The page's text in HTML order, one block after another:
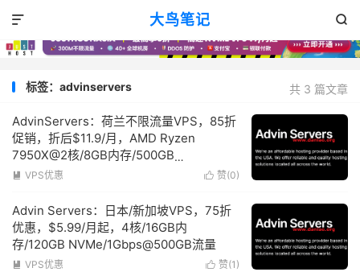
大鸟笔记 

共 3 篇文章
标签：advinservers
AdvinServers：荷兰不限流量VPS，85折
促销，折后$11.9/月，AMD Ryzen
7950X@2核/8GB内存/500GB
NVMe/10Gbps端口
 赞(0)
 VPS优惠
Advin Servers：日本/新加坡VPS，75折
优惠，$5.99/月起，4核/16GB内
存/120GB NVMe/1Gbps@500GB流量
 赞(1 )
 VPS优惠